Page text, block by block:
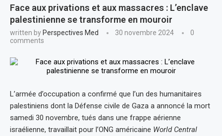
Face aux privations et aux massacres : L’enclave
palestinienne se transforme en mouroir
written by Perspectives Med 30 novembre 2024
0
comments
L’armée d’occupation a confirmé que l’un des humanitaires
palestiniens dont la Défense civile de Gaza a annoncé la mort
samedi 30 novembre, tués dans une frappe aérienne
israélienne, travaillait pour l’ONG américaine World Central